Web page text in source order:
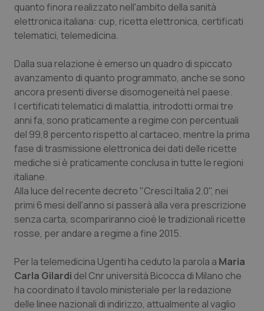
Basilicata
Calabria
Campania
Emilia-Romagna
Friuli Venezia Giulia
Lazio
Liguria
Lombardia
Marche
Molise
Artrite & artrosi
Asma & BPCO
Car-T
Colesterolo & coronaropatie
Dermatite Atopica
Diabete & glucometri
Disturbi dell’umore
Dolore
Donna & Salute
Epatiti
QS Club Newsletter
quanto finora realizzato nell'ambito della sanità
elettronica italiana: cup, ricetta elettronica, certificati
telematici, telemedicina.
Dalla sua relazione è emerso un quadro di spiccato
avanzamento di quanto programmato, anche se sono
ancora presenti diverse disomogeneità nel paese.
I certificati telematici di malattia, introdotti ormai tre
anni fa, sono praticamente a regime con percentuali
del 99,8 percento rispetto al cartaceo, mentre la prima
fase di trasmissione elettronica dei dati delle ricette
mediche si è praticamente conclusa in tutte le regioni
italiane.
Alla luce del recente decreto "Cresci Italia 2.0", nei
primi 6 mesi dell'anno si passerà alla vera prescrizione
senza carta, scompariranno cioè le tradizionali ricette
rosse, per andare a regime a fine 2015.
Per la telemedicina Ugenti ha ceduto la parola a Maria
Carla Gilardi del Cnr università Bicocca di Milano che
ha coordinato il tavolo ministeriale per la redazione
delle linee nazionali di indirizzo, attualmente al vaglio